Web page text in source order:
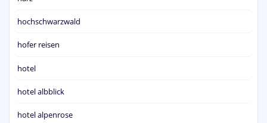
hochschwarzwald
hofer reisen
hotel
hotel albblick
hotel alpenrose